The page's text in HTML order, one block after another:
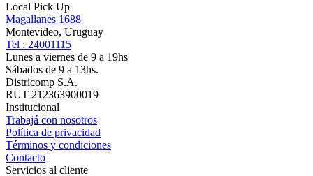
Local Pick Up
Magallanes 1688
Montevideo, Uruguay
Tel : 24001115
Lunes a viernes de 9 a 19hs
Sábados de 9 a 13hs.
Districomp S.A.
RUT 212363900019
Institucional
Trabajá con nosotros
Política de privacidad
Términos y condiciones
Contacto
Servicios al cliente